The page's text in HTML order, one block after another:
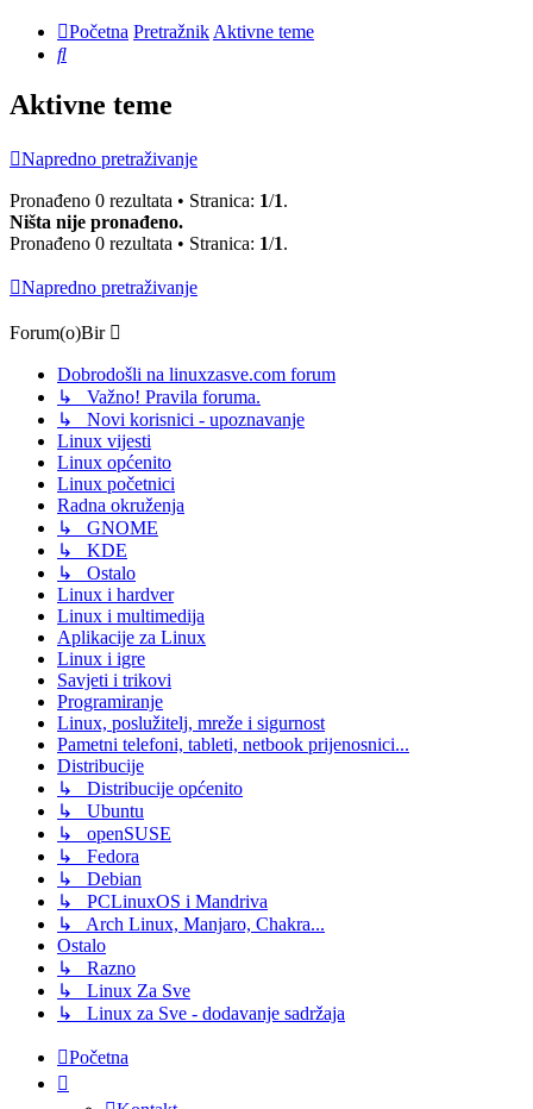
Početna PretražnikAktivne teme
Pretražnik
Aktivne teme
Napredno pretraživanje
Pronađeno 0 rezultata • Stranica: 1/1.
Ništa nije pronađeno.
Pronađeno 0 rezultata • Stranica: 1/1.
Napredno pretraživanje
Forum(o)Bir
Dobrodošli na linuxzasve.com forum
↳ Važno! Pravila foruma.
↳ Novi korisnici - upoznavanje
Linux vijesti
Linux općenito
Linux početnici
Radna okruženja
↳ GNOME
↳ KDE
↳ Ostalo
Linux i hardver
Linux i multimedija
Aplikacije za Linux
Linux i igre
Savjeti i trikovi
Programiranje
Linux, poslužitelj, mreže i sigurnost
Pametni telefoni, tableti, netbook prijenosnici...
Distribucije
↳ Distribucije općenito
↳ Ubuntu
↳ openSUSE
↳ Fedora
↳ Debian
↳ PCLinuxOS i Mandriva
↳ Arch Linux, Manjaro, Chakra...
Ostalo
↳ Razno
↳ Linux Za Sve
↳ Linux za Sve - dodavanje sadržaja
Početna